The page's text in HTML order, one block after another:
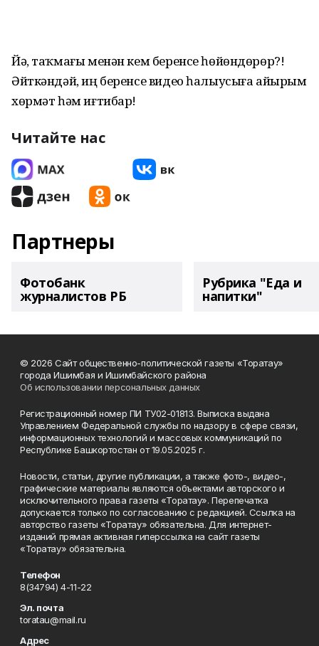
Йә, таҡмағы менән кем беренсе һөйөндөрөр?!
Әйткәндәй, иң беренсе видео һалыусыға айырым
хөрмәт һәм иғтибар!
Читайте нас
Партнеры
Фотобанк
журналистов РБ
Рубрика "Еда и
напитки"
© 2026 Сайт общественно-политической газеты «Торатау»
города Ишимбая и Ишимбайского района
Об использовании персональных данных
Регистрационный номер ПИ ТУ02-01813. Выписка выдана
Управлением Федеральной службы по надзору в сфере связи,
информационных технологий и массовых коммуникаций по
Республике Башкортостан от 19.05.2025 г.
Новости, статьи, другие публикации, а также фото-, видео-,
графические материалы являются объектами авторского и
исключительного права газеты «Торатау». Перепечатка
допускается только по согласованию с редакцией. Ссылка на
авторство газеты «Торатау» обязательна. Для интернет-
изданий прямая активная гиперссылка на сайт газеты
«Торатау» обязательна.
Телефон
8(34794) 4-11-22
Эл. почта
toratau@mail.ru
Адрес